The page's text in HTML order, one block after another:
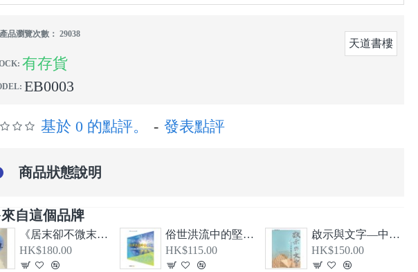
有存貨
EB0003
天道書樓
產品瀏覽次數： 29038
基於 0 的點評。 - 發表點評
自這個品牌
《居末卻不微末—希伯來書、大公書信及啟示錄導論》
HK$180.00
俗世洪流中的堅信—從教牧書信看顛覆現實的基督信仰
HK$115.00
啟示與文字—中文聖經翻譯的故事（1807-1919）
HK$150.00
商品狀態說明